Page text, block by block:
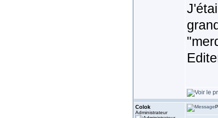
Colok
Administrateur